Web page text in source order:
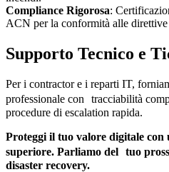
Compliance Rigorosa:
ACN per la conformità alle
Supporto Tecnico e
Per i contractor e i reparti IT,
professionale con tracciabilità
procedure di escalation rapida.
Proteggi il tuo valore digitale
superiore. Parliamo del tuo
disaster recovery.